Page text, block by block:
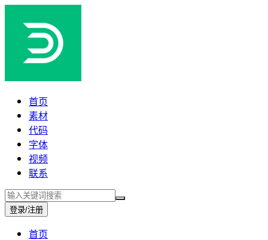
首页
素材
代码
字体
视频
联系
登录/注册
首页